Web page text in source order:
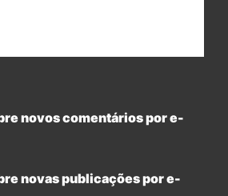
novos comentários por e-
novas publicações por e-